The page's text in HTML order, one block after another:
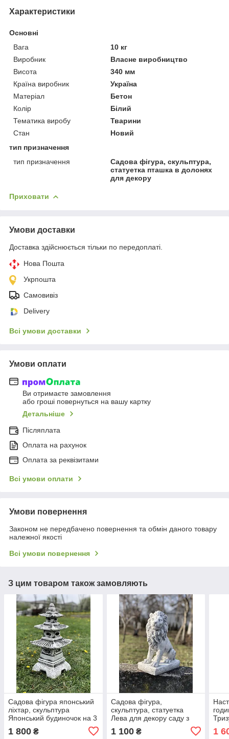
Характеристики
Основні
Вага
10 кг
Виробник
Власне виробництво
Висота
340 мм
Країна виробник
Україна
Матеріал
Бетон
Колір
Білий
Тематика виробу
Тварини
Стан
Новий
тип призначення
тип призначення
Садова фігура, скульптура,
статуетка пташка в долонях
для декору
Приховати
Умови доставки
Доставка здійснюється тільки по передоплаті.
Нова Пошта
Укрпошта
Самовивіз
Delivery
Всі умови доставки
Умови оплати
Ви отримаєте замовлення
або гроші повернуться на вашу картку
Детальніше
Післяплата
Оплата на рахунок
Оплата за реквізитами
Всі умови оплати
Умови повернення
Законом не передбачено повернення та обмін даного товару
належної якості
Всі умови повернення
З цим товаром також замовляють
Садова фігура японський
ліхтар, скульптура
Японський будиночок на 3
японському стилі, 46 см
1 800 ₴
Садова фігура,
скульптура, статуетка
Лева для декору саду з
цементу, ручної роботи 34
см
1 100₴ 1